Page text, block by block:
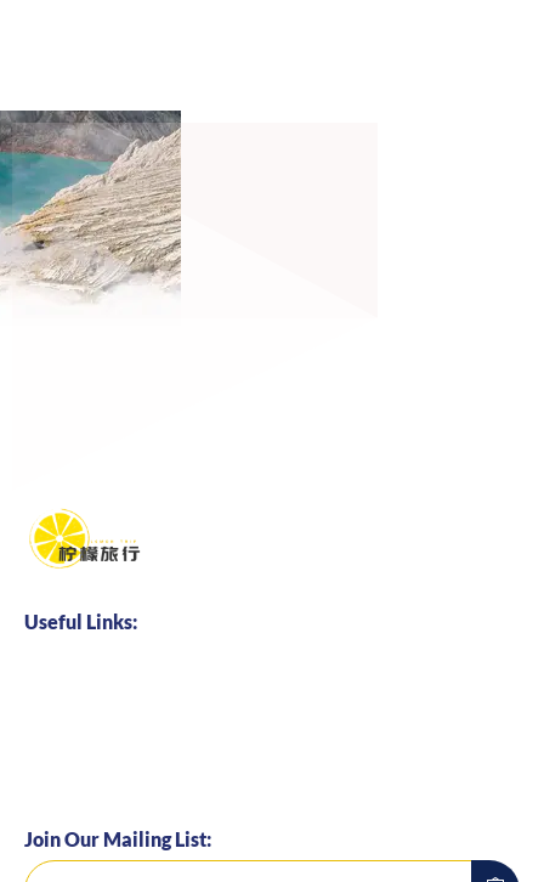
Useful Links:
Join Our Mailing List: